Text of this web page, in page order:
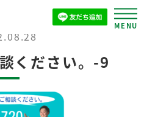
ください。-9